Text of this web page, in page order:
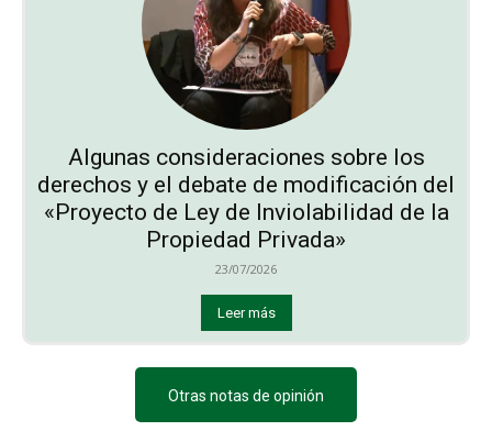
Algunas consideraciones sobre los
derechos y el debate de modificación del
«Proyecto de Ley de Inviolabilidad de la
Propiedad Privada»
23/07/2026
Leer más
Otras notas de opinión